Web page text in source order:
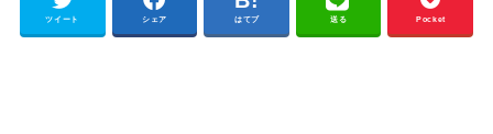
ツイート シェア はてブ 送る Pocket